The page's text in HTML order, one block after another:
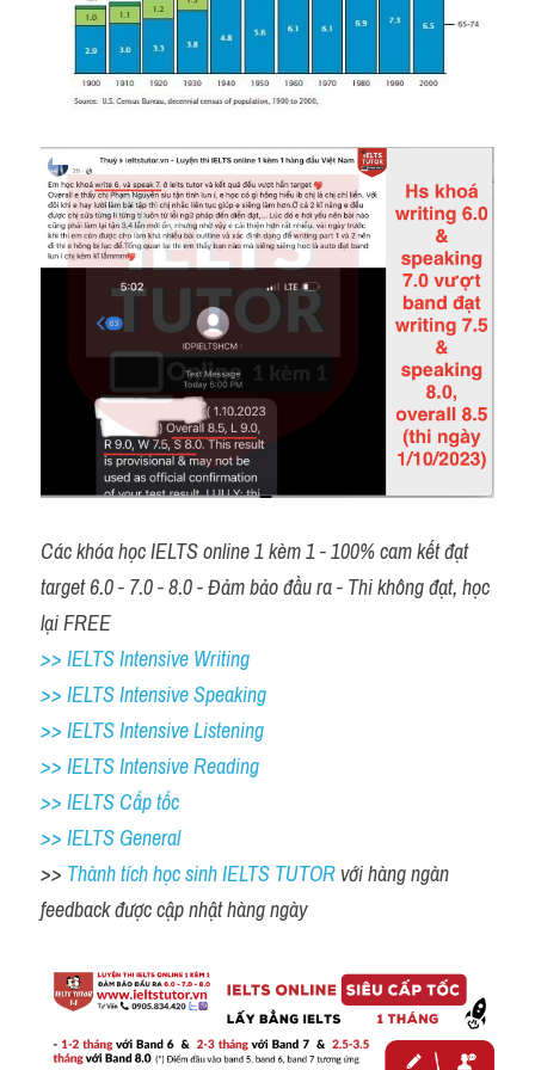
Các khóa học IELTS online 1 kèm 1 - 100% cam kết đạt
target 6.0 - 7.0 - 8.0 - Đảm bảo đầu ra - Thi không đạt, học
lại FREE
>> IELTS Intensive Writing
>> IELTS Intensive Speaking
>> IELTS Intensive Listening
>> IELTS Intensive Reading
>> IELTS Cấp tốc
>> IELTS General
>> Thành tích học sinh IELTS TUTOR với hàng ngàn
feedback được cập nhật hàng ngày